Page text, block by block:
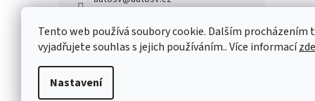
Tento web používá soubory cookie. Dalším procházením
vyjadřujete souhlas s jejich používáním.. Více informacízde
Nastavení
+420 739 933 279